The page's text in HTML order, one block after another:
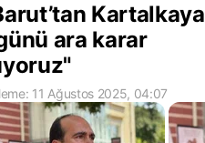
Kartalkaya
ara karar
11 Ağustos 2025, 04:07